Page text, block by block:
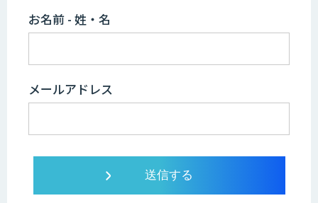
お名前 - 姓・名
メールアドレス